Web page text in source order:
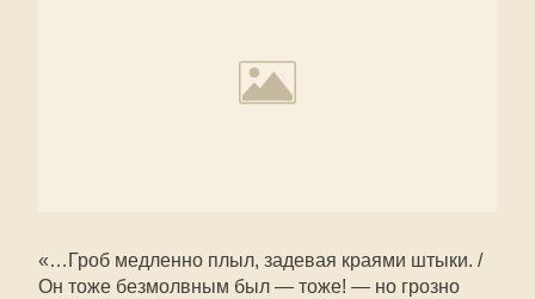
«…Гроб медленно плыл, задевая краями штыки. /
Он тоже безмолвным был — тоже! — но грозно